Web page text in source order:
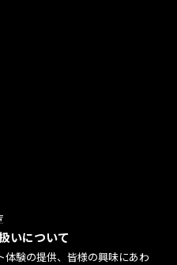
いについて
験の提供、皆様の興味にあわ